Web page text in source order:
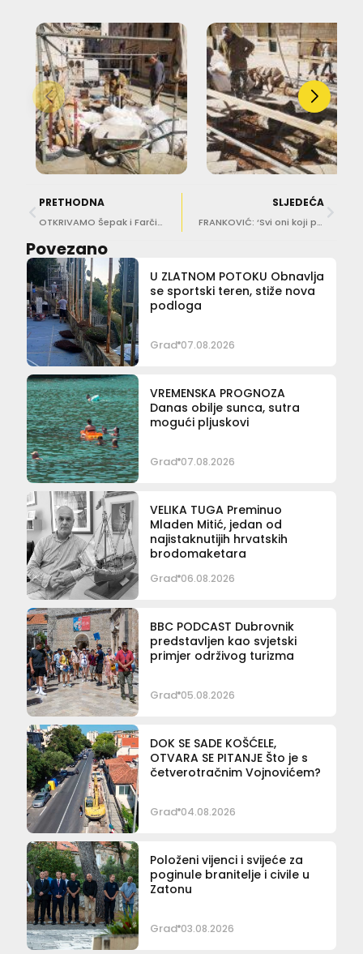
PRETHODNA
OTKRIVAMO Šepak i Farčić ‘pucaju’ na Hrnićkinu direktorsku fotelju
SLJEDEĆA
FRANKOVIĆ: ‘Svi oni koji problematiziraju priču s TUP-om s ciljem da pripadne nekom drugom… Ni ovaj put nećete uspjeti’
Povezano
U ZLATNOM POTOKU Obnavlja
se sportski teren, stiže nova
podloga
Grad 07.08.2026
VREMENSKA PROGNOZA
Danas obilje sunca, sutra
mogući pljuskovi
Grad 07.08.2026
VELIKA TUGA Preminuo
Mladen Mitić, jedan od
najistaknutijih hrvatskih
brodomaketara
Grad 06.08.2026
BBC PODCAST Dubrovnik
predstavljen kao svjetski
primjer održivog turizma
Grad 05.08.2026
DOK SE SADE KOŠĆELE,
OTVARA SE PITANJE Što je s
četverotračnim Vojnovićem?
Grad 04.08.2026
Položeni vijenci i svijeće za
poginule branitelje i civile u
Zatonu
Grad 03.08.2026